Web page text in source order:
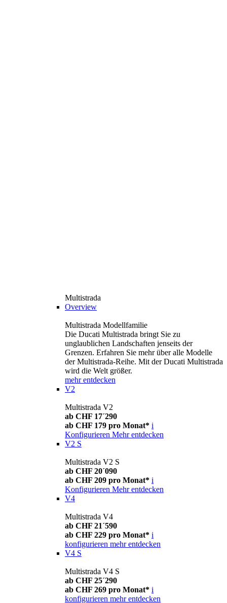
Multistrada
Overview
Multistrada Modellfamilie
Die Ducati Multistrada bringt Sie zu
unglaublichen Landschaften jenseits der
Grenzen. Erfahren Sie mehr über alle Modelle
der Multistrada-Reihe. Mit der Ducati Multistrada
wird die Welt größer.
mehr entdecken
V2
Multistrada V2
ab CHF 17´290
ab CHF 179 pro Monat* i
Konfigurieren Mehr entdecken
V2 S
Multistrada V2 S
ab CHF 20´090
ab CHF 209 pro Monat* i
Konfigurieren Mehr entdecken
V4
Multistrada V4
ab CHF 21´590
ab CHF 229 pro Monat* i
konfigurieren mehr entdecken
V4 S
Multistrada V4 S
ab CHF 25´290
ab CHF 269 pro Monat* i
konfigurieren mehr entdecken